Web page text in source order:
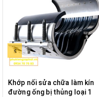
Khớp nối sửa chữa làm kín
đường ống bị thủng loại 1